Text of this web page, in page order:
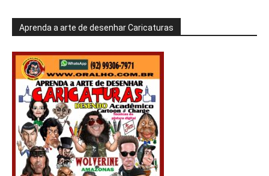
Aprenda a arte de desenhar Caricaturas